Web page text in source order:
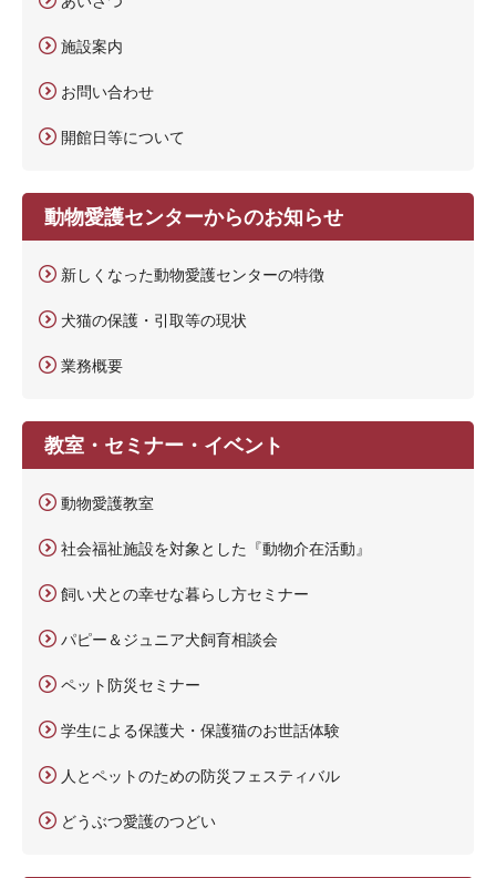
施設案内
お問い合わせ
開館日等について
動物愛護センターからのお知らせ
新しくなった動物愛護センターの特徴
犬猫の保護・引取等の現状
業務概要
教室・セミナー・イベント
動物愛護教室
社会福祉施設を対象とした『動物介在活動』
飼い犬との幸せな暮らし方セミナー
パピー＆ジュニア犬飼育相談会
ペット防災セミナー
学生による保護犬・保護猫のお世話体験
人とペットのための防災フェスティバル
どうぶつ愛護のつどい